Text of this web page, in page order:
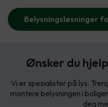
Belysningsløsninger
Ønsker du
Vi er spesialister på lys.
montere belysningen i
deg